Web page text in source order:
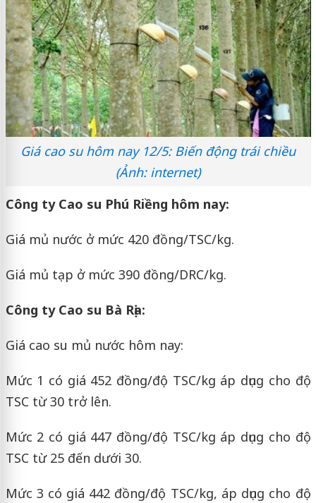
Giá cao su hôm nay 12/5: Biến động trái chiều
(Ảnh: internet)
Công ty Cao su Phú Riềng hôm nay:
Giá mủ nước ở mức 420 đồng/TSC/kg.
Giá mủ tạp ở mức 390 đồng/DRC/kg.
Công ty Cao su Bà Rịa:
Giá cao su mủ nước hôm nay:
Mức 1 có giá 452 đồng/độ TSC/kg áp dụng cho độ
TSC từ 30 trở lên.
Mức 2 có giá 447 đồng/độ TSC/kg áp dụng cho độ
TSC từ 25 đến dưới 30.
Mức 3 có giá 442 đồng/độ TSC/kg, áp dụng cho độ